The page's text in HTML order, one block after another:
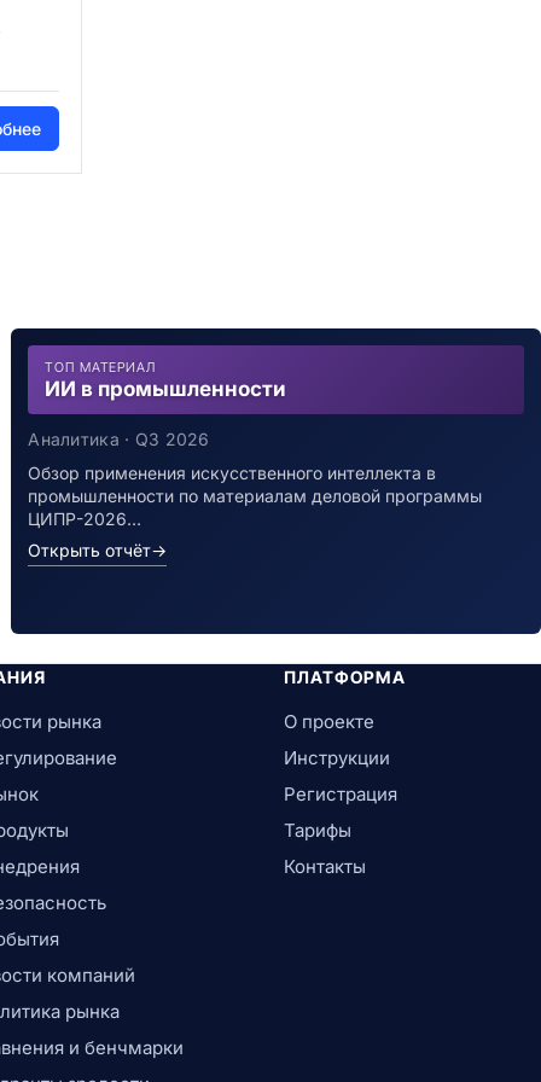
ТОП МАТЕРИАЛ
ИИ в промышленности
Аналитика · Q3 2026
Обзор применения искусственного интеллекта в
промышленности по материалам деловой программы
ЦИПР-2026…
Открыть отчёт→
рынка
компаний
рынка
и бенчмарки
ПЛАТФОРМА
О проекте
Инструкции
Регистрация
Тарифы
Контакты